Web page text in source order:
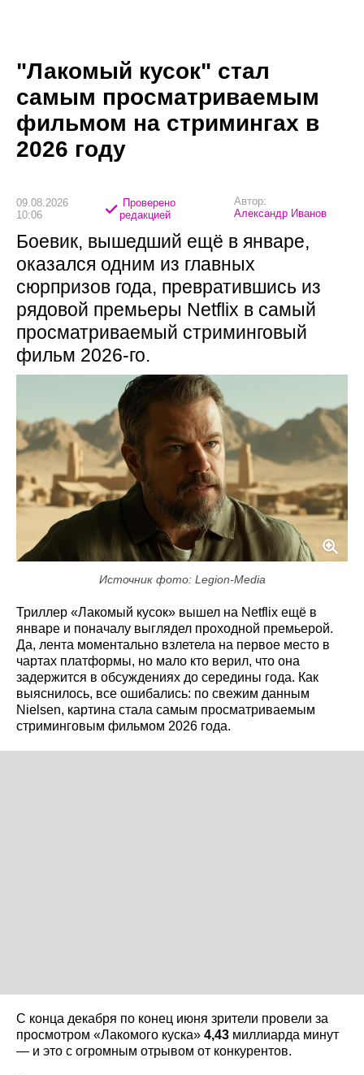
"Лакомый кусок" стал
самым просматриваемым
фильмом на стримингах в
2026 году
09.08.2026
10:06
Проверено
редакцией
Автор:
Александр Иванов
Боевик, вышедший ещё в январе,
оказался одним из главных
сюрпризов года, превратившись из
рядовой премьеры Netflix в самый
просматриваемый стриминговый
фильм 2026-го.
Источник фото: Legion-Media
Триллер «Лакомый кусок» вышел на Netflix ещё в
январе и поначалу выглядел проходной премьерой.
Да, лента моментально взлетела на первое место в
чартах платформы, но мало кто верил, что она
задержится в обсуждениях до середины года. Как
выяснилось, все ошибались: по свежим данным
Nielsen, картина стала самым просматриваемым
стриминговым фильмом 2026 года.
С конца декабря по конец июня зрители провели за
просмотром «Лакомого куска» 4,43 миллиарда минут
— и это с огромным отрывом от конкурентов.